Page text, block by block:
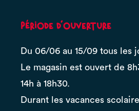
Période d'ouverture
Du 06/06 au 15/09 tous les
Le magasin est ouvert de
14h à 18h30.
Durant les vacances